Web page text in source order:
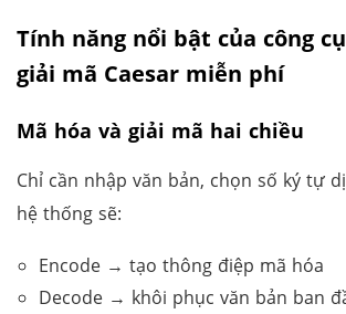
Tính năng nổi bật của công
giải mã Caesar miễn phí
Mã hóa và giải mã hai chiều
Chỉ cần nhập văn bản, chọn số ký tự
hệ thống sẽ:
Encode → tạo thông điệp mã hóa
Decode → khôi phục văn bản ban